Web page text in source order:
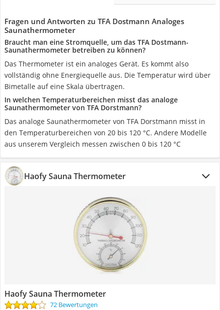
Fragen und Antworten zu TFA Dostmann Analoges
Saunathermometer
Braucht man eine Stromquelle, um das TFA Dostmann-
Saunathermometer betreiben zu können?
Das Thermometer ist ein analoges Gerät. Es kommt also
vollständig ohne Energiequelle aus. Die Temperatur wird über
Bimetalle auf eine Skala übertragen.
In welchen Temperaturbereichen misst das analoge
Saunathermometer von TFA Dorstmann?
Das analoge Saunathermometer von TFA Dorstmann misst in
den Temperaturbereichen von 20 bis 120 °C. Andere Modelle
aus unserem Vergleich messen zwischen 0 bis 120 °C
Haofy Sauna Thermometer
Haofy Sauna Thermometer
72 Bewertungen